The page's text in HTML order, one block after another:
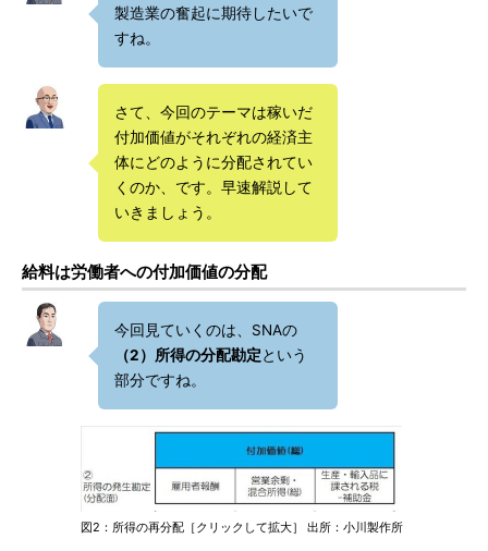
製造業の奮起に期待したいで
すね。
さて、今回のテーマは稼いだ
付加価値がそれぞれの経済主
体にどのように分配されてい
くのか、です。早速解説して
いきましょう。
給料は労働者への付加価値の分配
今回見ていくのは、SNAの
（2）所得の分配勘定という
部分ですね。
図2：所得の再分配［クリックして拡大］ 出所：小川製作所